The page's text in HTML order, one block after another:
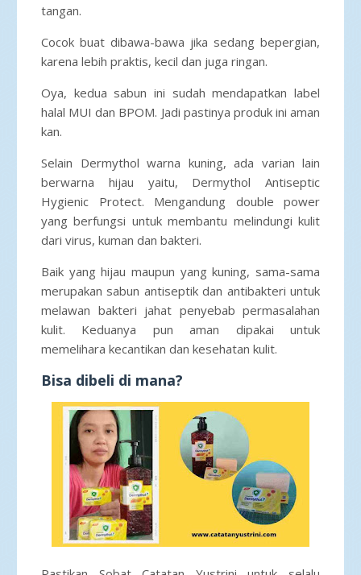
tangan.
Cocok buat dibawa-bawa jika sedang bepergian,
karena lebih praktis, kecil dan juga ringan.
Oya, kedua sabun ini sudah mendapatkan label
halal MUI dan BPOM. Jadi pastinya produk ini aman
kan.
Selain Dermythol warna kuning, ada varian lain
berwarna hijau yaitu, Dermythol Antiseptic
Hygienic Protect. Mengandung double power
yang berfungsi untuk membantu melindungi kulit
dari virus, kuman dan bakteri.
Baik yang hijau maupun yang kuning, sama-sama
merupakan sabun antiseptik dan antibakteri untuk
melawan bakteri jahat penyebab permasalahan
kulit. Keduanya pun aman dipakai untuk
memelihara kecantikan dan kesehatan kulit.
Bisa dibeli di mana?